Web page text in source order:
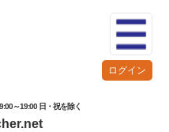
9:00～19:00 日・祝を除く
ログイン